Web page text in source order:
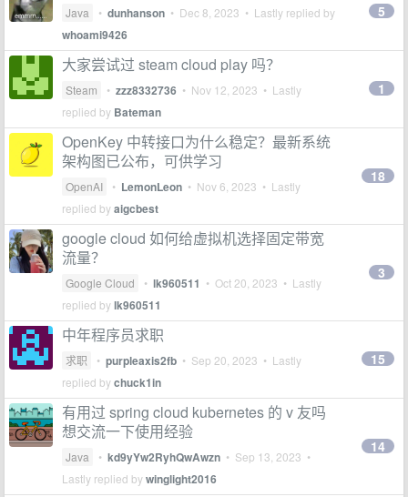
Java • dunhanson • Dec 8, 2023 • Lastly replied by
whoami9426
5
大家尝试过 steam cloud play 吗？
Steam • zzz8332736 • Nov 12, 2023 • Lastly
replied by Bateman
1
OpenKey 中转接口为什么稳定？最新系统
架构图已公布，可供学习
OpenAI • LemonLeon • Nov 6, 2023 • Lastly
replied byaigcbest
18
google cloud 如何给虚拟机选择固定带宽
流量？
Google Cloud • lk960511 • Oct 20, 2023 • Lastly
replied bylk960511
3
中年程序员求职
求职 • purpleaxis2fb • Sep 20, 2023 • Lastly
replied bychuck1in
15
有用过 spring cloud kubernetes 的 v 友吗
想交流一下使用经验
Java • kd9yYw2RyhQwAwzn • Sep 13, 2023 •
Lastly replied bywinglight2016
14